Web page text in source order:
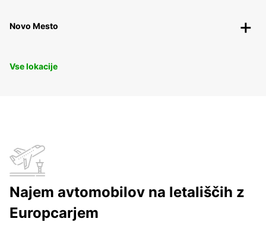
Novo Mesto
Vse lokacije
Najem avtomobilov na letališčih z
Europcarjem